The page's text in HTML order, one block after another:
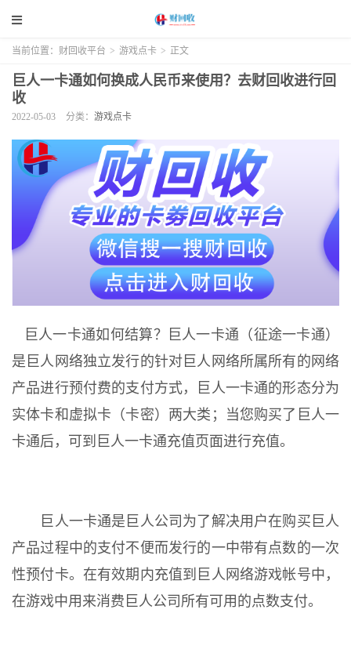
当前位置： 财回收平台 > 游戏点卡 > 正文
巨人一卡通如何换成人民币来使用？去财回收进行回
收
2022-05-03 分类： 游戏点卡
巨人一卡通如何结算？巨人一卡通（征途一卡通）
是巨人网络独立发行的针对巨人网络所属所有的网络
产品进行预付费的支付方式，巨人一卡通的形态分为
实体卡和虚拟卡（卡密）两大类；当您购买了巨人一
卡通后，可到巨人一卡通充值页面进行充值。
巨人一卡通是巨人公司为了解决用户在购买巨人
产品过程中的支付不便而发行的一中带有点数的一次
性预付卡。在有效期内充值到巨人网络游戏帐号中，
在游戏中用来消费巨人公司所有可用的点数支付。